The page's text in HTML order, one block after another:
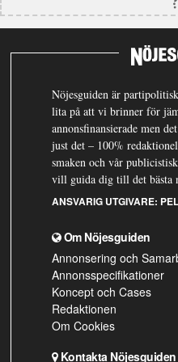
Nöjesguiden är
lita på att vi brinner för
annonsfinansierade men
just det – 100%
smaken och vår
vill guida dig till det bästa
ANSVARIG UTGIVARE:
Om Nöjesguiden
Annonsering och
Annonsspecifikationer
Koncept och Cases
Redaktionen
Om Cookies
Kontakta Nöjesguiden